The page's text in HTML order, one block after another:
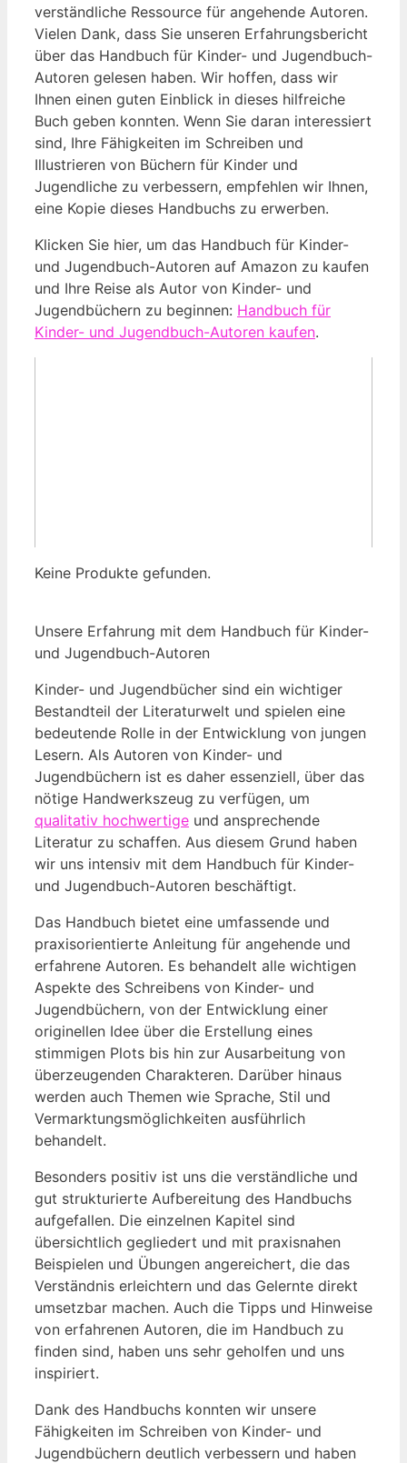
verständliche Ressource für ‌angehende Autoren.
Vielen Dank, dass Sie unseren Erfahrungsbericht‍
über⁤ das Handbuch für Kinder-​ und Jugendbuch-
Autoren gelesen haben. Wir hoffen, dass wir
Ihnen einen‌ guten Einblick in dieses hilfreiche
Buch geben konnten. Wenn Sie daran interessiert
sind, Ihre Fähigkeiten im Schreiben und⁣
Illustrieren von Büchern für Kinder und
Jugendliche zu ⁣verbessern, empfehlen wir Ihnen,
eine Kopie‌ dieses Handbuchs zu erwerben.
Klicken Sie hier, um⁣ das Handbuch für Kinder-
und Jugendbuch-Autoren auf Amazon zu kaufen
und Ihre Reise ⁤als Autor von Kinder- und
Jugendbüchern zu beginnen: Handbuch für
⁤Kinder- und Jugendbuch-Autoren kaufen.
Keine Produkte gefunden.
Unsere Erfahrung mit dem Handbuch für Kinder-
und Jugendbuch-Autoren
Kinder-⁤ und Jugendbücher sind ein wichtiger
Bestandteil der Literaturwelt und spielen eine
bedeutende Rolle in der Entwicklung von jungen
Lesern. Als Autoren von Kinder- und
Jugendbüchern ist es daher essenziell, über das
nötige Handwerkszeug zu verfügen, um
qualitativ hochwertige und ansprechende
⁢Literatur zu schaffen. Aus diesem Grund haben
wir uns intensiv mit dem Handbuch ⁤für Kinder- ​
und Jugendbuch-Autoren beschäftigt.
Das Handbuch bietet ‍eine umfassende und
praxisorientierte Anleitung für angehende und
erfahrene ​Autoren. Es behandelt ‌alle wichtigen
Aspekte des Schreibens​ von Kinder- und
Jugendbüchern, von der Entwicklung einer
originellen Idee über die⁤ Erstellung eines
‌stimmigen Plots bis hin zur Ausarbeitung ⁤von
überzeugenden Charakteren. Darüber hinaus
werden auch Themen wie Sprache, Stil und
Vermarktungsmöglichkeiten ausführlich
behandelt.
Besonders positiv ist uns die verständliche und
gut strukturierte Aufbereitung des Handbuchs
aufgefallen. Die einzelnen Kapitel sind
übersichtlich gegliedert und mit praxisnahen
Beispielen und Übungen angereichert, die das
Verständnis erleichtern und das Gelernte direkt
umsetzbar ​machen. Auch die Tipps und ⁣Hinweise
von⁣ erfahrenen Autoren, die im Handbuch zu‍
finden sind, haben uns sehr geholfen und uns
‌inspiriert.
Dank des Handbuchs konnten wir unsere
Fähigkeiten im Schreiben von Kinder- und
Jugendbüchern deutlich verbessern und haben